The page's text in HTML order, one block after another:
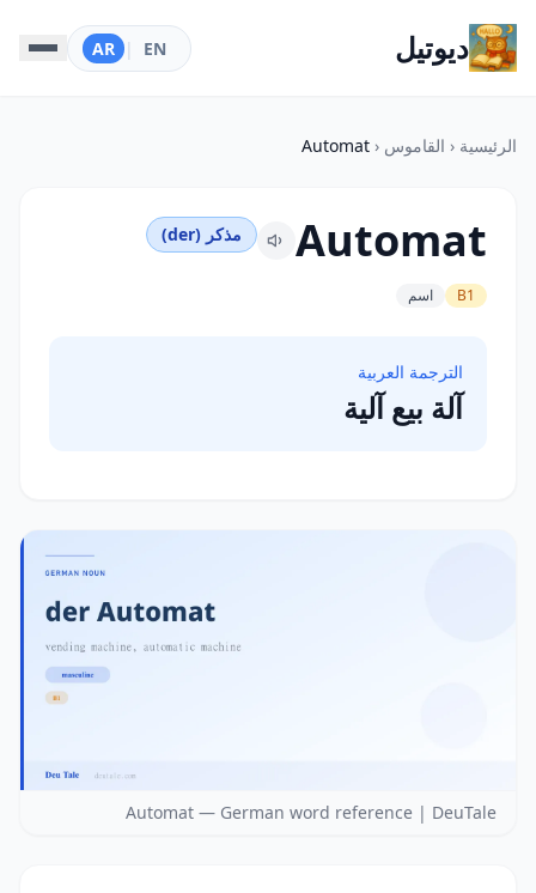
ديوتيل EN
|
AR
الرئيسية ‹ القاموس ‹
Automat
Automat مذكر (der)
B1 اسم
الترجمة العربية
آلة بيع آلية
Automat — German word reference | DeuTale